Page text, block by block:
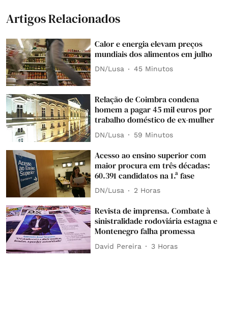
Artigos Relacionados
Calor e energia elevam preços
mundiais dos alimentos em julho
DN/Lusa 45 Minutos
Relação de Coimbra condena
homem a pagar 45 mil euros por
trabalho doméstico de ex-mulher
DN/Lusa 59 Minutos
Acesso ao ensino superior com
maior procura em três décadas:
60.391 candidatos na 1.ª fase
DN/Lusa 2 Horas
Revista de imprensa. Combate à
sinistralidade rodoviária estagna e
Montenegro falha promessa
David Pereira 3 Horas